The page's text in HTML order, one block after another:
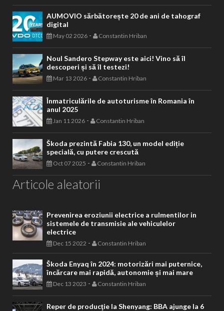
AUMOVIO sărbătorește 20 de ani de tahograf
digital
May 02 2026 - Constantin Hriban
Noul Sandero Stepway este aici! Vino să îl
descoperi și să îl testezi!
Mar 13 2026 - Constantin Hriban
Înmatriculările de autoturisme în Romania în
anul 2025
Jan 11 2026 - Constantin Hriban
Škoda prezintă Fabia 130, un model ediție
specială, cu putere crescută
Oct 07 2025 - Constantin Hriban
Articole aleatorii
Prevenirea eroziunii electrice a rulmentilor in
sistemele de transmisie ale vehiculelor
electrice
Dec 15 2022 - Constantin Hriban
Škoda Enyaq în 2024: motorizări mai puternice,
încărcare mai rapidă, autonomie și mai mare
Dec 13 2023 - Constantin Hriban
Reper de producţie la Shenyang: BBA ajunge la 6